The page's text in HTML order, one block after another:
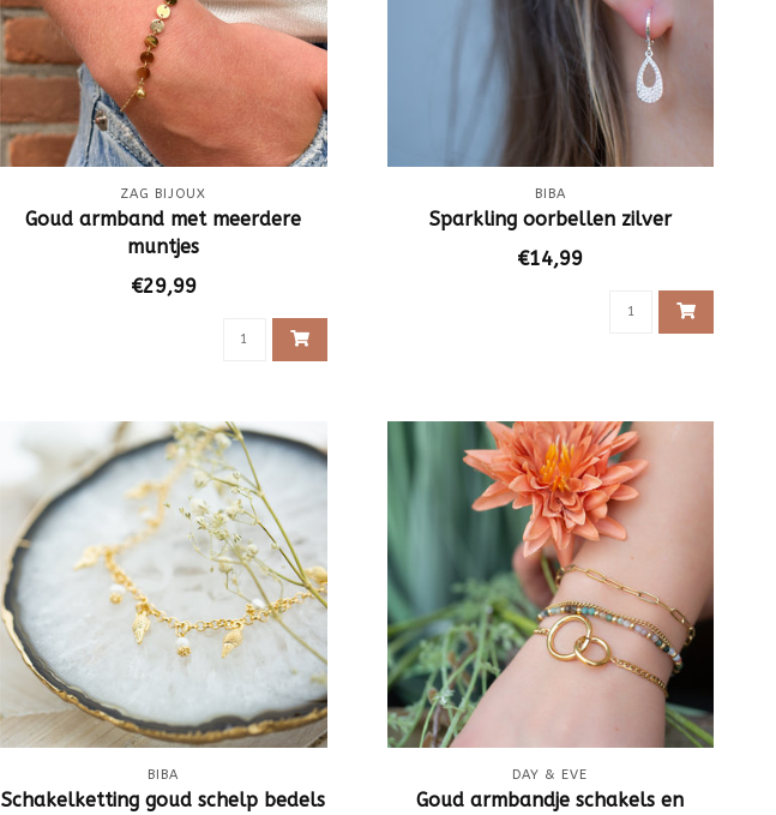
ZAG BIJOUX
Goud armband met meerdere
muntjes
€29,99
BIBA
Sparkling oorbellen zilver
€14,99
BIBA
Schakelketting goud schelp bedels
DAY & EVE
Goud armbandje schakels en